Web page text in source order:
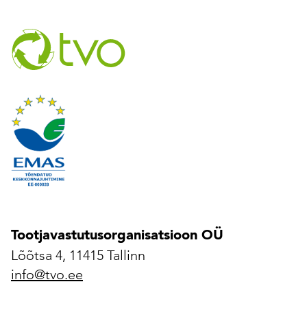
Tootjavastutusorganisatsioon OÜ
Lõõtsa 4, 11415 Tallinn
info@tvo.ee